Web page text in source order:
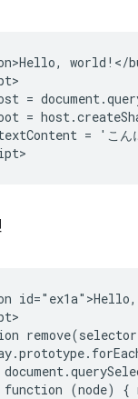
world!</
=
=
= 'こん
function (node) {